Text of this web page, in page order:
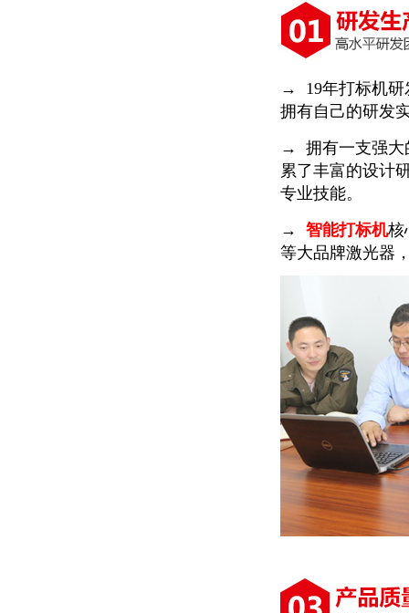
→ 19年打标机研
拥有自己的研发
→ 拥有一支强大
累了丰富的设计
专业技能。
→ 智能打标机核
等大品牌激光器